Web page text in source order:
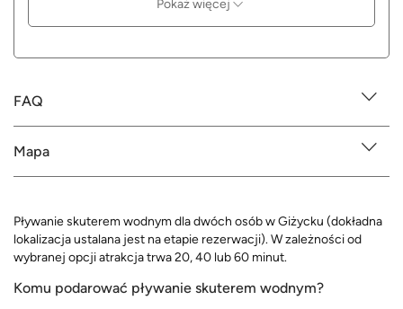
Pokaż więcej
FAQ
Mapa
Pływanie skuterem wodnym dla dwóch osób w Giżycku (dokładna
lokalizacja ustalana jest na etapie rezerwacji). W zależności od
wybranej opcji atrakcja trwa 20, 40 lub 60 minut.
Komu podarować pływanie skuterem wodnym?